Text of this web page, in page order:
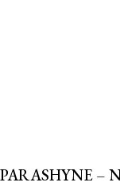
PARASHYNE –